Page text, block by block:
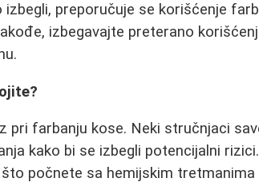
preporučuje se korišćenje
izbegavajte preterano
pri farbanju kose. Neki stručnjaci
kako bi se izbegli potencijalni
počnete sa hemijskim